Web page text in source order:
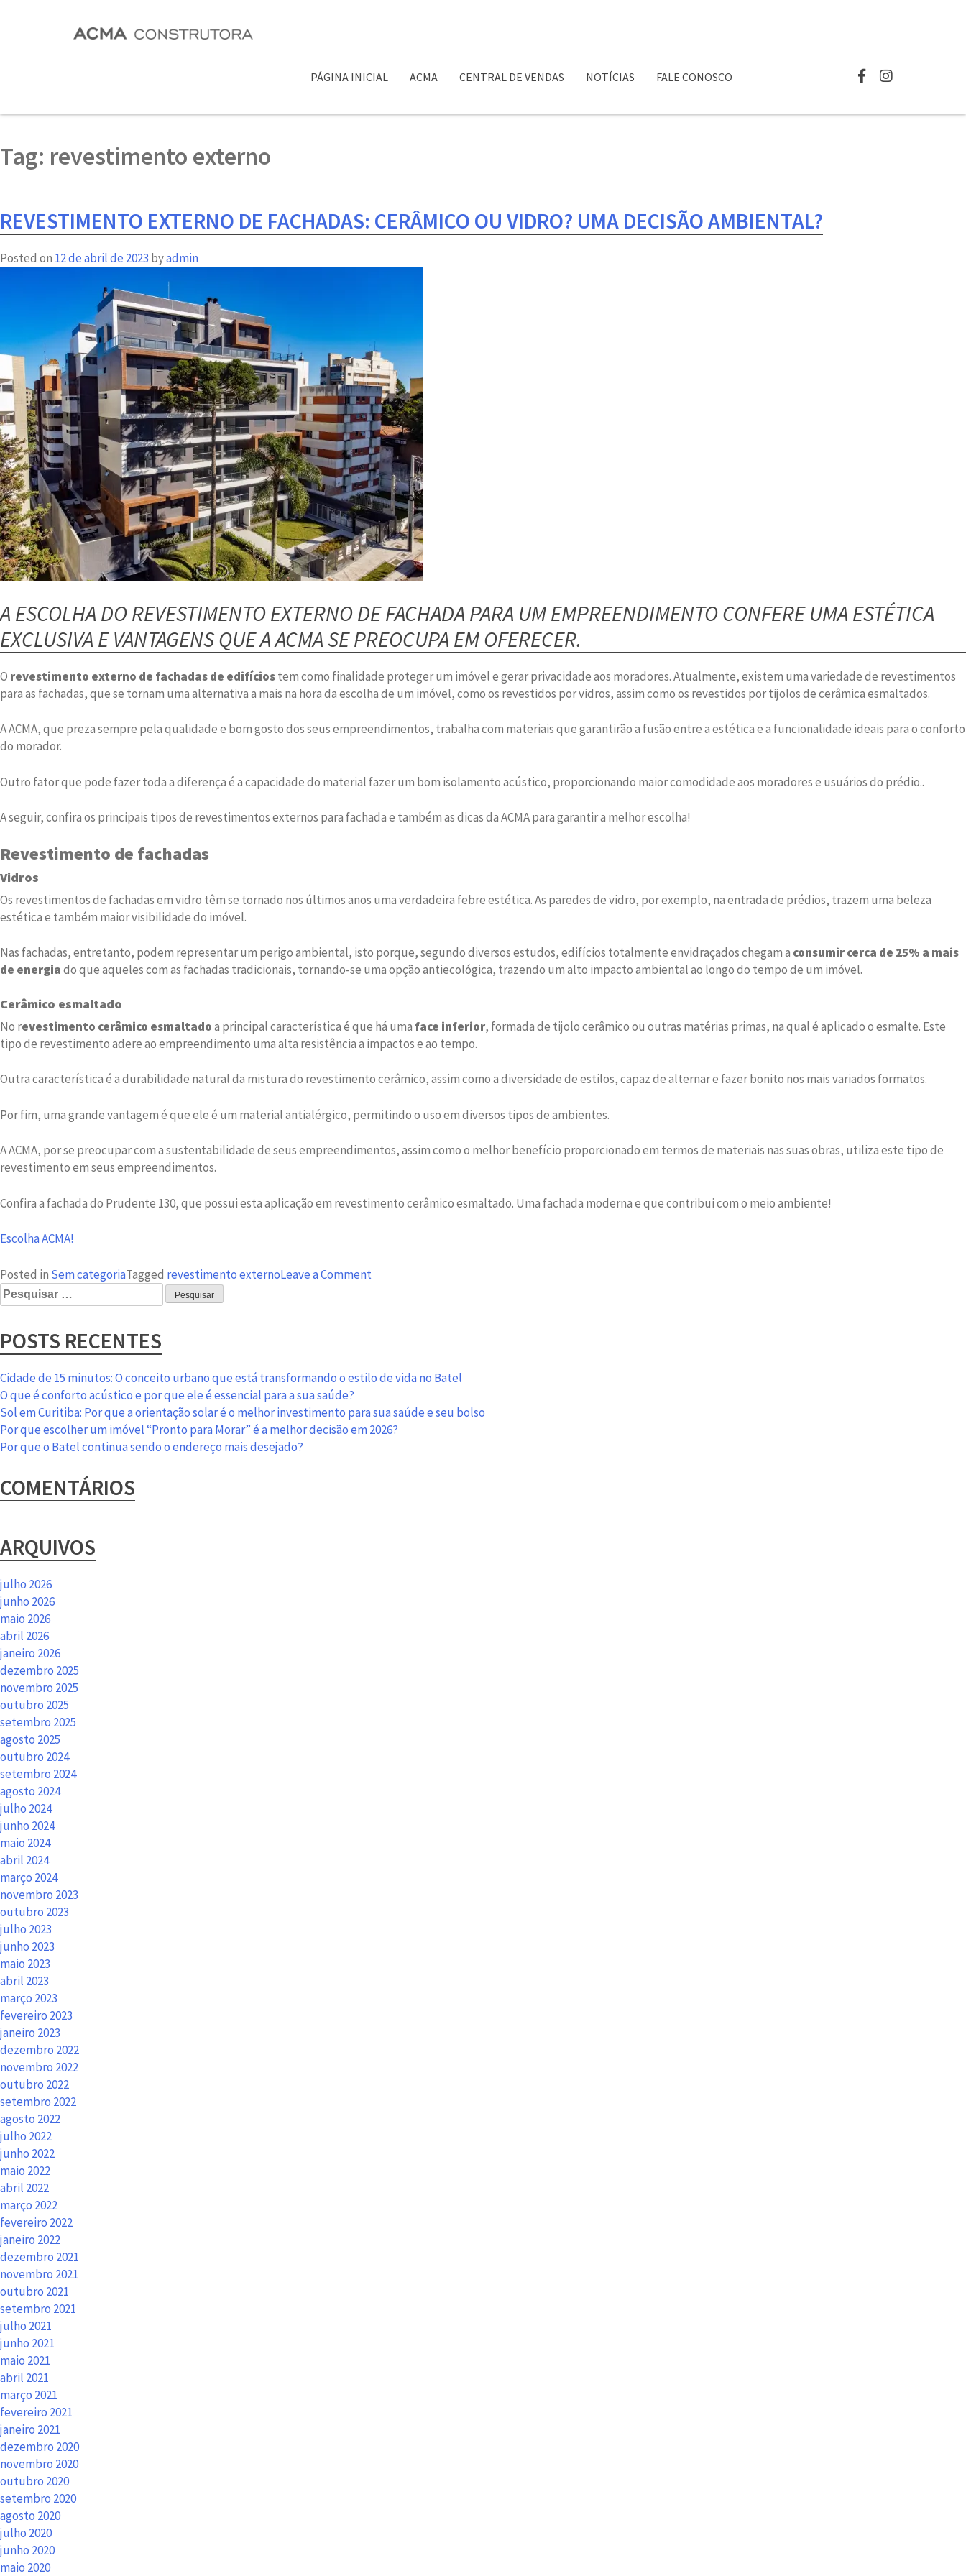
PÁGINA INICIAL ACMA CENTRAL DE VENDAS NOTÍCIAS FALE CONOSCO
Tag: revestimento externo
REVESTIMENTO EXTERNO DE FACHADAS: CERÂMICO OU VIDRO? UMA DECISÃO AMBIENTAL?
Posted on 12 de abril de 2023 byadmin
A ESCOLHA DO REVESTIMENTO EXTERNO DE FACHADA PARA UM EMPREENDIMENTO CONFERE UMA ESTÉTICA
EXCLUSIVA E VANTAGENS QUE A ACMA SE PREOCUPA EM OFERECER.
O revestimento externo de fachadas de edifíciostem como finalidade proteger um imóvel e gerar privacidade aos moradores. Atualmente, existem uma variedade de revestimentos
para as fachadas, que se tornam uma alternativa a mais na hora da escolha de um imóvel, como os revestidos por vidros, assim como os revestidos por tijolos de cerâmica esmaltados.
A ACMA, que preza sempre pela qualidade e bom gosto dos seus empreendimentos, trabalha com materiais que garantirão a fusão entre a estética e a funcionalidade ideais para o conforto
do morador.
Outro fator que pode fazer toda a diferença é a capacidade do material fazer um bom isolamento acústico, proporcionando maior comodidade aos moradores e usuários do prédio..
A seguir, confira os principais tipos de revestimentos externos para fachada e também as dicas da ACMA para garantir a melhor escolha!
Revestimento de fachadas
Vidros
Os revestimentos de fachadas em vidro têm se tornado nos últimos anos uma verdadeira febre estética. As paredes de vidro, por exemplo, na entrada de prédios, trazem uma beleza
estética e também maior visibilidade do imóvel.
Nas fachadas, entretanto, podem representar um perigo ambiental, isto porque, segundo diversos estudos, edifícios totalmente envidraçados chegam a consumir cerca de 25% a mais
de energiado que aqueles com as fachadas tradicionais, tornando-se uma opção antiecológica, trazendo um alto impacto ambiental ao longo do tempo de um imóvel.
Cerâmico esmaltado
No revestimento cerâmico esmaltadoa principal característica é que há uma face inferior, formada de tijolo cerâmico ou outras matérias primas, na qual é aplicado o esmalte. Este
tipo de revestimento adere ao empreendimento uma alta resistência a impactos e ao tempo.
Outra característica é a durabilidade natural da mistura do revestimento cerâmico, assim como a diversidade de estilos, capaz de alternar e fazer bonito nos mais variados formatos.
Por fim, uma grande vantagem é que ele é um material antialérgico, permitindo o uso em diversos tipos de ambientes.
A ACMA, por se preocupar com a sustentabilidade de seus empreendimentos, assim como o melhor benefício proporcionado em termos de materiais nas suas obras, utiliza este tipo de
revestimento em seus empreendimentos.
Confira a fachada do Prudente 130, que possui esta aplicação em revestimento cerâmico esmaltado. Uma fachada moderna e que contribui com o meio ambiente!
Escolha ACMA!
Posted in Sem categoriaTagged revestimento externoLeave a Comment
ou
Uma
decisão
Pesquisar
por:
POSTS RECENTES
Cidade de 15 minutos: O conceito urbano que está transformando o estilo de vida no Batel
O que é conforto acústico e por que ele é essencial para a sua saúde?
Sol em Curitiba: Por que a orientação solar é o melhor investimento para sua saúde e seu bolso
Por que escolher um imóvel “Pronto para Morar” é a melhor decisão em 2026?
Por que o Batel continua sendo o endereço mais desejado?
COMENTÁRIOS
ARQUIVOS
julho 2026
junho 2026
maio 2026
abril 2026
janeiro 2026
dezembro 2025
novembro 2025
outubro 2025
setembro 2025
agosto 2025
outubro 2024
setembro 2024
agosto 2024
julho 2024
junho 2024
maio 2024
abril 2024
março 2024
novembro 2023
outubro 2023
julho 2023
junho 2023
maio 2023
abril 2023
março 2023
fevereiro 2023
janeiro 2023
dezembro 2022
novembro 2022
outubro 2022
setembro 2022
agosto 2022
julho 2022
junho 2022
maio 2022
abril 2022
março 2022
fevereiro 2022
janeiro 2022
dezembro 2021
novembro 2021
outubro 2021
setembro 2021
julho 2021
junho 2021
maio 2021
abril 2021
março 2021
fevereiro 2021
janeiro 2021
dezembro 2020
novembro 2020
outubro 2020
setembro 2020
agosto 2020
julho 2020
junho 2020
maio 2020